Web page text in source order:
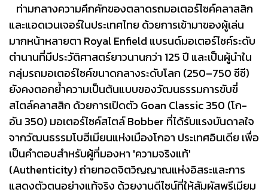
ท่ามกลางความคึกคักของตลาดรถมอเตอร์ไซค์คลาสสิก
และแอดเวนเจอร์ในประเทศไทย ด้วยการเข้ามาของผู้เล่น
มากหน้าหลายตา Royal Enfield แบรนด์มอเตอร์ไซค์ระดับ
ตำนานที่มีประวัติศาสตร์ยาวนานกว่า 125 ปี และเป็นผู้นำใน
กลุ่มรถมอเตอร์ไซค์ขนาดกลางระดับโลก (250–750 ซีซี)
ยังคงตอกย้ำความเป็นต้นแบบของวัฒนธรรมการขับขี่
สไตล์คลาสสิก ด้วยการเปิดตัว Goan Classic 350 (โก-
อัน 350) มอเตอร์ไซค์สไตล์ Bobber ที่ได้รับแรงบันดาลใจ
จากวัฒนธรรมโบฮีเมียนแห่งเมืองโกอา ประเทศอินเดีย เพื่อ
เป็นคำตอบสำหรับผู้ที่มองหา 'ความจริงแท้'
(Authenticity) ถ่ายทอดจิตวิญญาณแห่งอิสระและการ
แสดงตัวตนอย่างแท้จริง ด้วยงานดีไซน์ที่ให้สัมผัสพรีเมียม